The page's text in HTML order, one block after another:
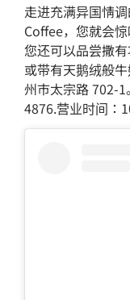
走进充满异国情
Coffee，您就会
您还可以品尝撒
或带有天鹅绒般
州市太宗路 702-
4876.营业时间：